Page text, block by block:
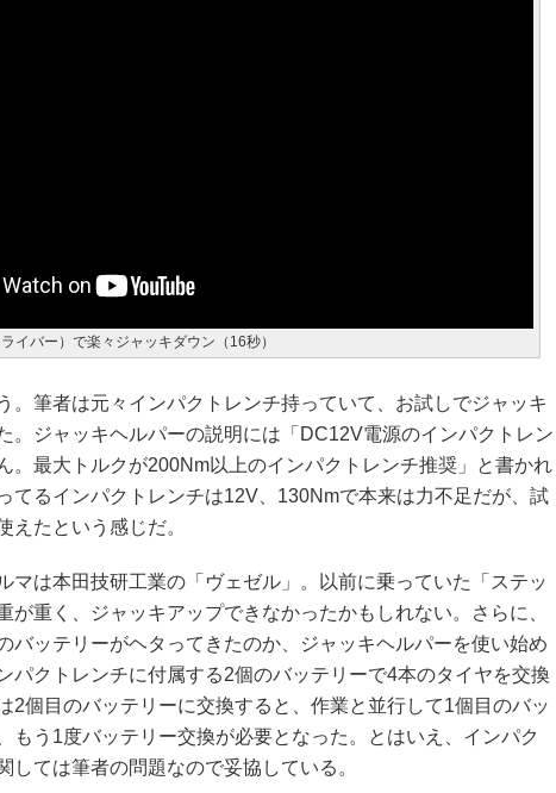
イバー）で楽々ジャッキダウン（16秒）
。筆者は元々インパクトレンチ持っていて、お試しでジャッキ
。ジャッキヘルパーの説明には「DC12V電源のインパクトレン
。最大トルクが200Nm以上のインパクトレンチ推奨」と書かれ
てるインパクトレンチは12V、130Nmで本来は力不足だが、試
えたという感じだ。
マは本田技研工業の「ヴェゼル」。以前に乗っていた「ステッ
が重く、ジャッキアップできなかったかもしれない。さらに、
バッテリーがヘタってきたのか、ジャッキヘルパーを使い始め
パクトレンチに付属する2個のバッテリーで4本のタイヤを交換
2個目のバッテリーに交換すると、作業と並行して1個目のバッ
もう1度バッテリー交換が必要となった。とはいえ、インパク
しては筆者の問題なので妥協している。